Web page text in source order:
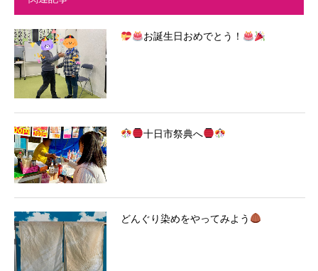
お誕生日おめでとう！
十日市祭典へ
どんぐり染めをやってみよう